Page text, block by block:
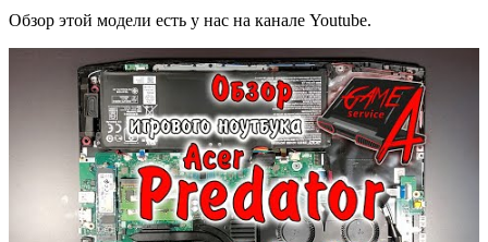
Обзор этой модели есть у нас на канале Youtube.